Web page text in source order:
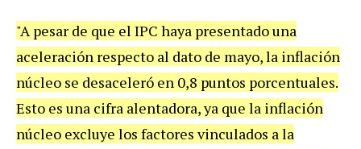
"A pesar de que el IPC haya presentado una
aceleración respecto al dato de mayo, la inflación
núcleo se desaceleró en 0,8 puntos porcentuales.
Esto es una cifra alentadora, ya que la inflación
núcleo excluye los factores vinculados a la